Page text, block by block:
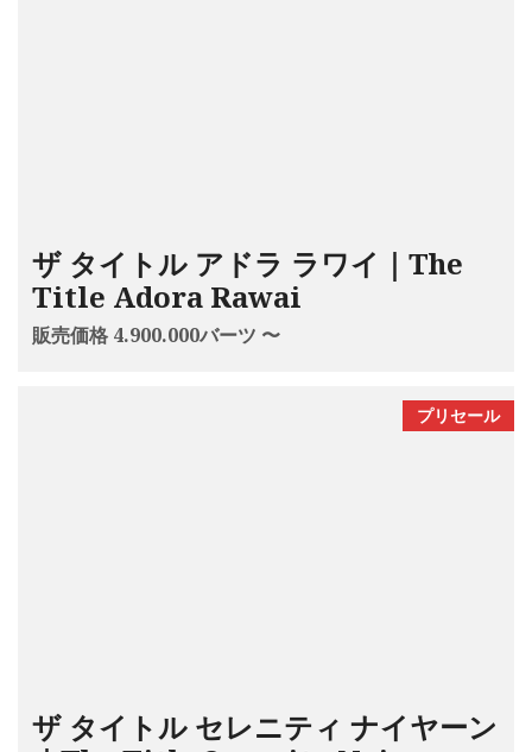
ザ タイトル アドラ ラワイ｜The
Title Adora Rawai
販売価格 4.900.000バーツ 〜
プリセール
ザ タイトル セレニティ ナイヤーン